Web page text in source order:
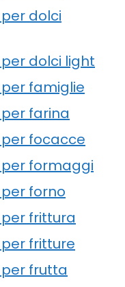
dolci
dolci light
famiglie
farina
focacce
formaggi
forno
frittura
fritture
frutta